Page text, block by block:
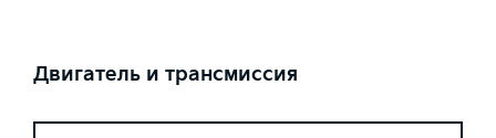
Двигатель и трансмиссия